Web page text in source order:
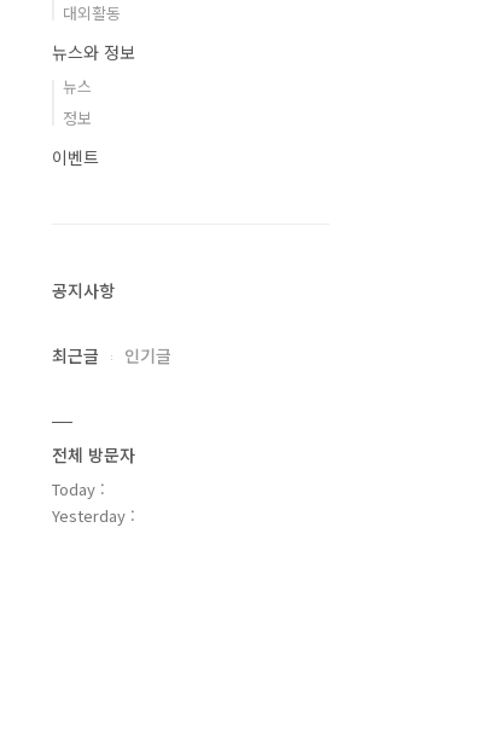
대외활동
뉴스와 정보
뉴스
정보
이벤트
공지사항
최근글 인기글
전체 방문자
Today :
Yesterday :